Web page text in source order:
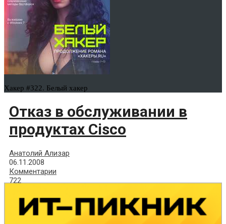
Хакер #322. Белый хакер
Отказ в обслуживании в
продуктах Cisco
Анатолий Ализар
06.11.2008
Комментарии
722